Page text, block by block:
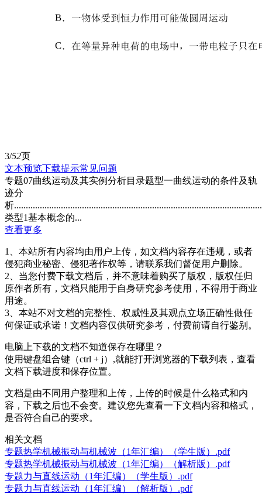
3/52页
文本预览下载提示常见问题
专题07曲线运动及其实例分析目录题型一曲线运动的条件及轨
迹分
析
类型1基本概念的...
查看更多
1、本站所有内容均由用户上传，如文档内容存在违规，或者
侵犯商业秘密、侵犯著作权等，请联系我们督促用户删除。
2、当您付费下载文档后，并不意味着购买了版权，版权任归
原作者所有，文档只能用于自身研究参考使用，不得用于商业
用途。
3、本站不对文档的完整性、权威性及其观点立场正确性做任
何保证或承诺！文档内容仅供研究参考，付费前请自行鉴别。
电脑上下载的文档不知道保存在哪里？
使用键盘组合键（ctrl + j）,就能打开浏览器的下载列表，查看
文档下载进度和保存位置。
文档是由不同用户整理和上传，上传的时候是什么格式和内
容，下载之后也不会变。建议您先查看一下文档内容和格式，
是否符合自己的要求。
相关文档
专题热学机械振动与机械波（1年汇编）（学生版）.pdf
专题热学机械振动与机械波（1年汇编）（解析版）.pdf
专题力与直线运动（1年汇编）（学生版）.pdf
专题力与直线运动（1年汇编）（解析版）.pdf